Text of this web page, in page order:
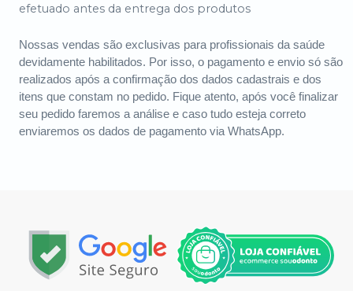
efetuado antes da entrega dos produtos
Nossas vendas são exclusivas para profissionais da saúde
devidamente habilitados. Por isso, o pagamento e envio só são
realizados após a confirmação dos dados cadastrais e dos
itens que constam no pedido. Fique atento, após você finalizar
seu pedido faremos a análise e caso tudo esteja correto
enviaremos os dados de pagamento via WhatsApp.